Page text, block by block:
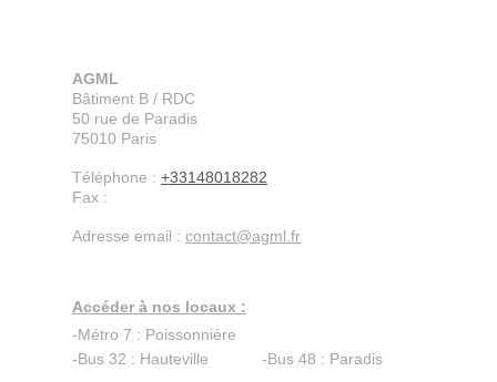
AGML
Bâtiment B / RDC
50 rue de Paradis
75010 Paris
Téléphone : +33148018282
Fax :
Adresse email : contact@agml.fr
Accéder à nos locaux :
-Métro 7 : Poissonnière
-Bus 32 : Hauteville -Bus 48 : Paradis